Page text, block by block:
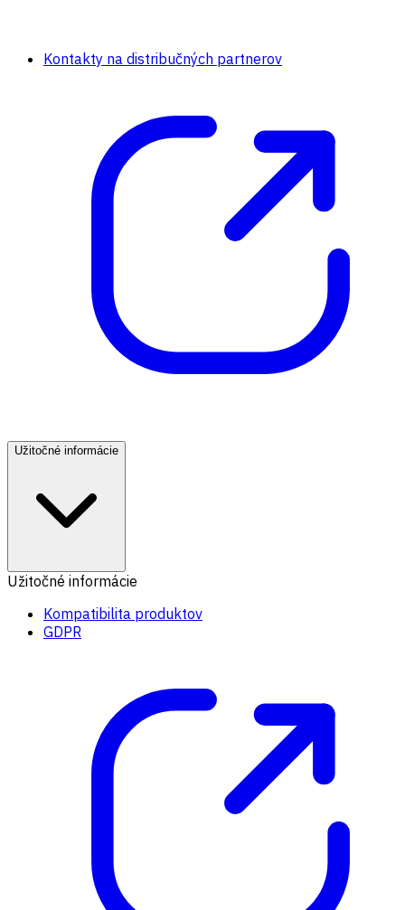
Kontakty na distribučných partnerov
Užitočné informácie
Užitočné informácie
Kompatibilita produktov
GDPR